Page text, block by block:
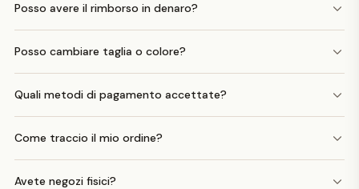
Posso avere il rimborso in denaro?
Posso cambiare taglia o colore?
Quali metodi di pagamento accettate?
Come traccio il mio ordine?
Avete negozi fisici?